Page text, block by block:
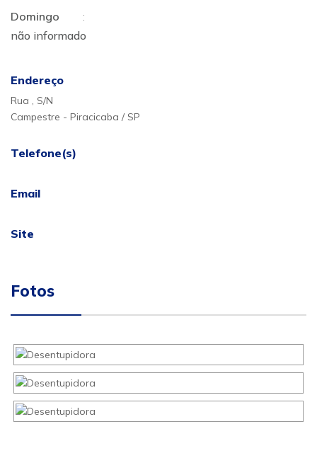
Domingo
:
não informado
Endereço
Rua , S/N
Campestre - Piracicaba / SP
Telefone(s)
Email
Site
Fotos